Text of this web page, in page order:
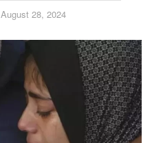
August 28, 2024